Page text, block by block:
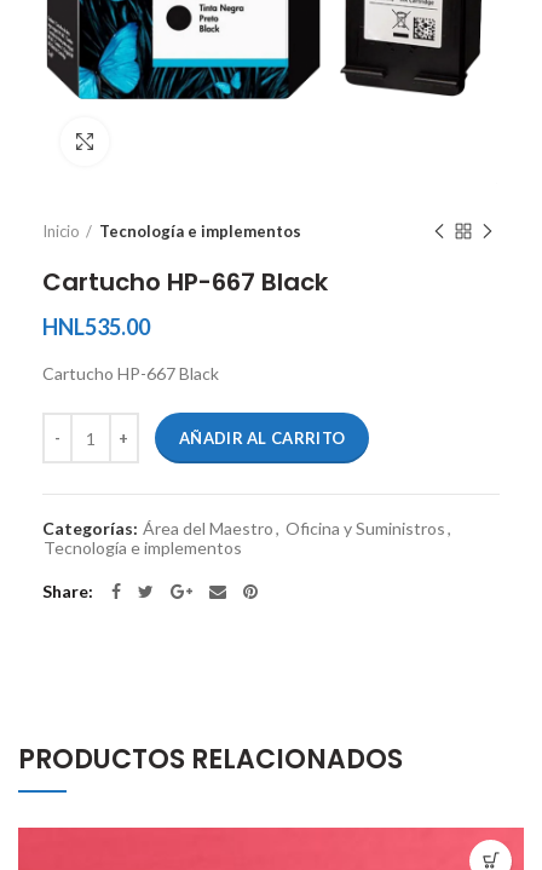
Inicio Tecnología e implementos
Cartucho HP-667 Black
HNL535.00
Cartucho HP-667 Black
AÑADIR AL CARRITO
Categorías: Área del Maestro, Oficina y Suministros,
Tecnología e implementos
Share
PRODUCTOS RELACIONADOS